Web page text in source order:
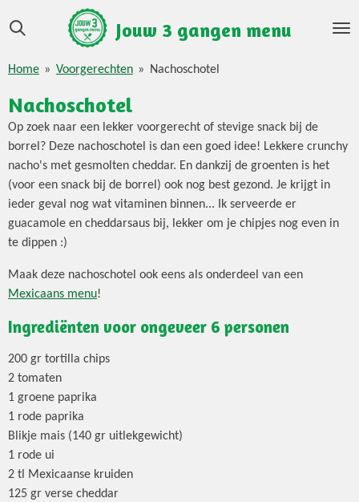
direct
de
Jouw 3 gangen menu
Home » Voorgerechten » Nachoschotel
Nachoschotel
Op zoek naar een lekker voorgerecht of stevige snack bij de
borrel? Deze nachoschotel is dan een goed idee! Lekkere crunchy
nacho's met gesmolten cheddar. En dankzij de groenten is het
(voor een snack bij de borrel) ook nog best gezond. Je krijgt in
ieder geval nog wat vitaminen binnen... Ik serveerde er
guacamole en cheddarsaus bij, lekker om je chipjes nog even in
te dippen :)
Maak deze nachoschotel ook eens als onderdeel van een
Mexicaans menu!
Ingrediënten voor ongeveer 6 personen
200 gr tortilla chips
2 tomaten
1 groene paprika
1 rode paprika
Blikje mais (140 gr uitlekgewicht)
1 rode ui
2 tl Mexicaanse kruiden
125 gr verse cheddar